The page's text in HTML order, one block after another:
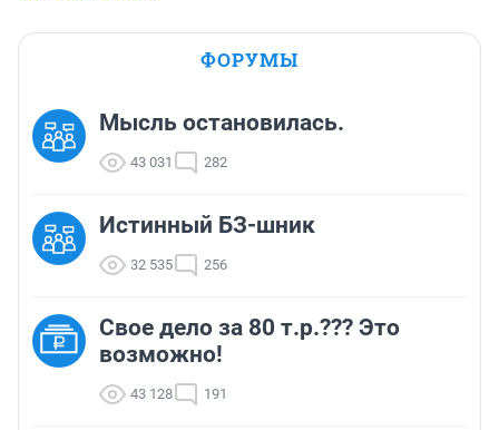
ФОРУМЫ
Мысль остановилась.
43 031 282
Истинный БЗ-шник
32 535 256
Свое дело за 80 т.р.??? Это
возможно!
43 128 191